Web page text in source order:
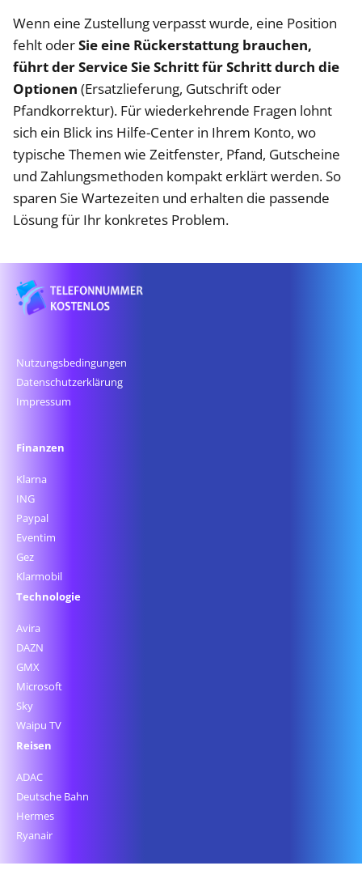
Wenn eine Zustellung verpasst wurde, eine Position
fehlt oderSie eine Rückerstattung brauchen,
führt der Service Sie Schritt für Schritt durch die
Optionen (Ersatzlieferung, Gutschrift oder
Pfandkorrektur). Für wiederkehrende Fragen lohnt
sich ein Blick ins Hilfe-Center in Ihrem Konto, wo
typische Themen wie Zeitfenster, Pfand, Gutscheine
und Zahlungsmethoden kompakt erklärt werden. So
sparen Sie Wartezeiten und erhalten die passende
Lösung für Ihr konkretes Problem.
Nutzungsbedingungen
Datenschutz­erklärung
Impressum
Finanzen
Klarna
ING
Paypal
Eventim
Gez
Klarmobil
Technologie
Avira
DAZN
GMX
Microsoft
Sky
Waipu TV
Reisen
ADAC
Deutsche Bahn
Hermes
Ryanair